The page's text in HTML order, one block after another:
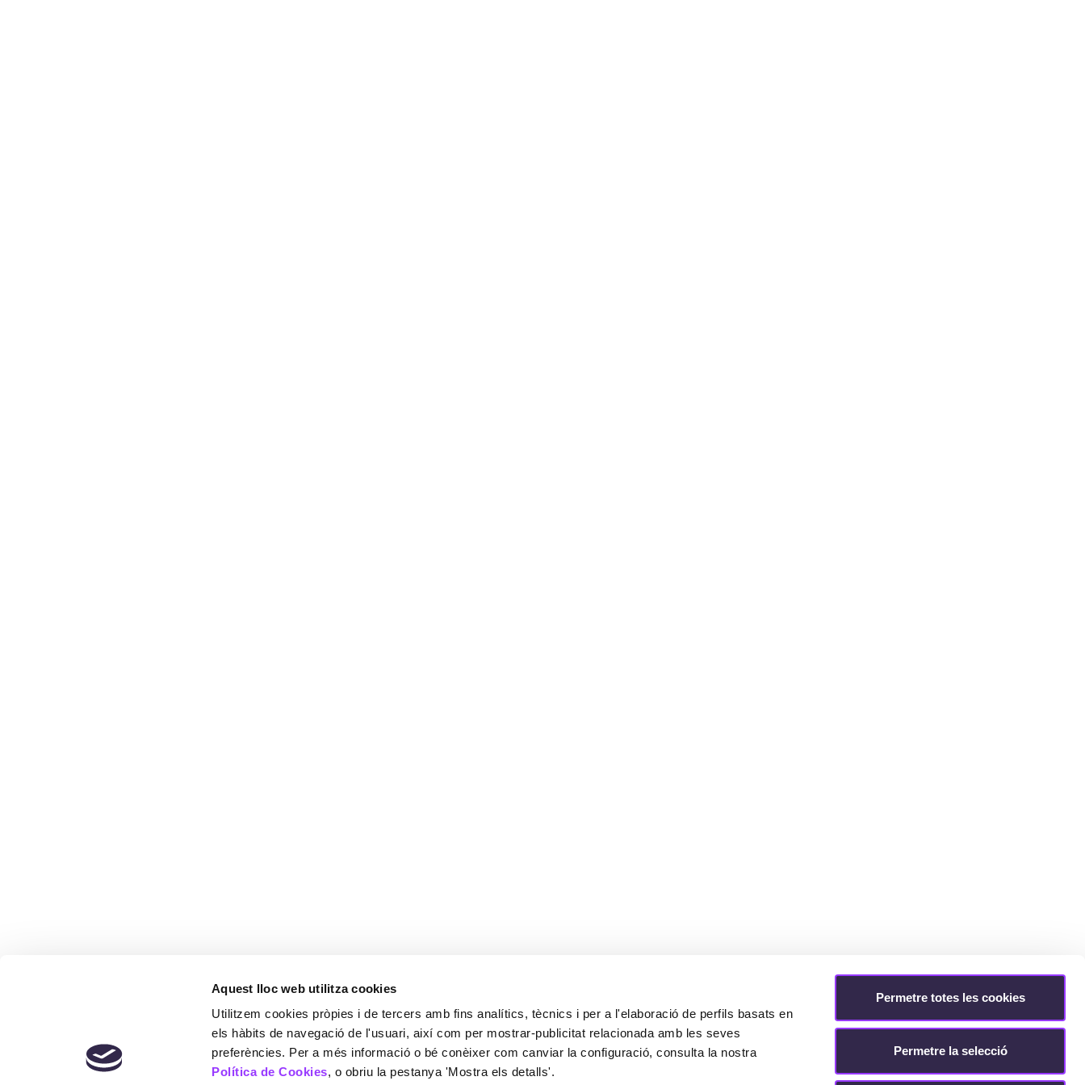
Aquest lloc web utilitza cookies
Utilitzem cookies pròpies i de tercers amb fins analítics, tècnics i per a l'elaboració de perfils basats en
els hàbits de navegació de l'usuari, així com per mostrar-publicitat relacionada amb les seves
preferències. Per a més informació o bé conèixer com canviar la configuració, consulta la nostra
Política de Cookies, o obriu la pestanya 'Mostra els detalls'.
Permetre totes les cookies
Permetre la selecció